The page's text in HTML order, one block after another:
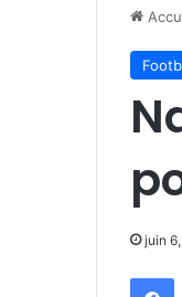
juin